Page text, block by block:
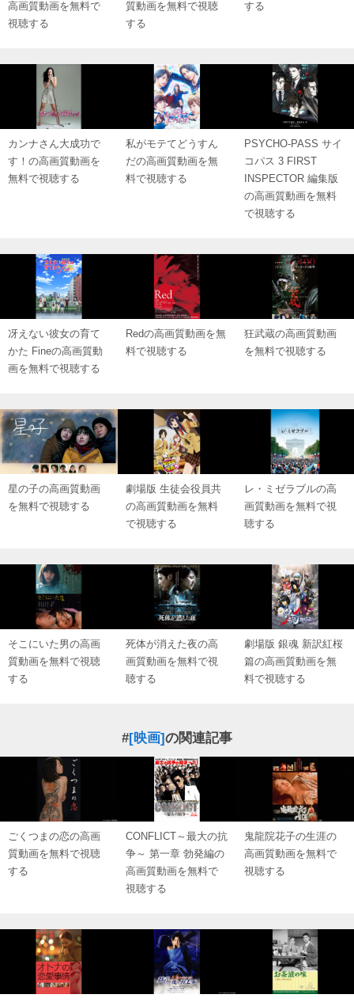
高画質動画を無料で
視聴する
質動画を無料で視聴
する
する
カンナさん大成功で
す！の高画質動画を
無料で視聴する
私がモテてどうすん
だの高画質動画を無
料で視聴する
PSYCHO-PASS サイ
コパス 3 FIRST
INSPECTOR 編集版
の高画質動画を無料
で視聴する
冴えない彼女の育て
かた Fineの高画質動
画を無料で視聴する
Redの高画質動画を無
料で視聴する
狂武蔵の高画質動画
を無料で視聴する
星の子の高画質動画
を無料で視聴する
劇場版 生徒会役員共
の高画質動画を無料
で視聴する
レ・ミゼラブルの高
画質動画を無料で視
聴する
そこにいた男の高画
質動画を無料で視聴
する
死体が消えた夜の高
画質動画を無料で視
聴する
劇場版 銀魂 新訳紅桜
篇の高画質動画を無
料で視聴する
#[映画]の関連記事
ごくつまの恋の高画
質動画を無料で視聴
する
CONFLICT～最大の抗
争～ 第一章 勃発編の
高画質動画を無料で
視聴する
鬼龍院花子の生涯の
高画質動画を無料で
視聴する